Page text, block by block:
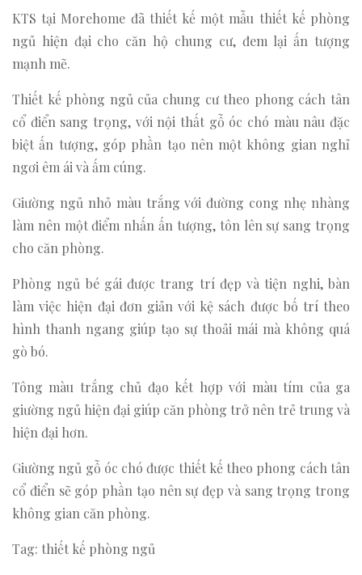
KTS tại Morehome đã thiết kế một mẫu thiết kế phòng
ngủ hiện đại cho căn hộ chung cư, đem lại ấn tượng
mạnh mẽ.
Thiết kế phòng ngủ của chung cư theo phong cách tân
cổ điển sang trọng, với nội thất gỗ óc chó màu nâu đặc
biệt ấn tượng, góp phần tạo nên một không gian nghỉ
ngơi êm ái và ấm cúng.
Giường ngủ nhỏ màu trắng với đường cong nhẹ nhàng
làm nên một điểm nhấn ấn tượng, tôn lên sự sang trọng
cho căn phòng.
Phòng ngủ bé gái được trang trí đẹp và tiện nghi, bàn
làm việc hiện đại đơn giản với kệ sách được bố trí theo
hình thanh ngang giúp tạo sự thoải mái mà không quá
gò bó.
Tông màu trắng chủ đạo kết hợp với màu tím của ga
giường ngủ hiện đại giúp căn phòng trở nên trẻ trung và
hiện đại hơn.
Giường ngủ gỗ óc chó được thiết kế theo phong cách tân
cổ điển sẽ góp phần tạo nên sự đẹp và sang trọng trong
không gian căn phòng.
Tag: thiết kế phòng ngủ